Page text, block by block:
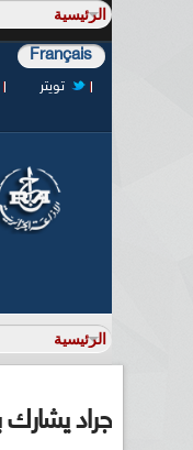
Français
تويتر
جراد يشارك